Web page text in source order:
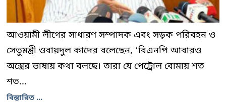
আওয়ামী লীগের সাধারণ সম্পাদক এবং সড়ক পরিবহন ও
সেতুমন্ত্রী ওবায়দুল কাদের বলেছেন, ‘বিএনপি আবারও
অস্ত্রের ভাষায় কথা বলছে। তারা যে পেট্রোল বোমায় শত
শত...
বিস্তারিত ...